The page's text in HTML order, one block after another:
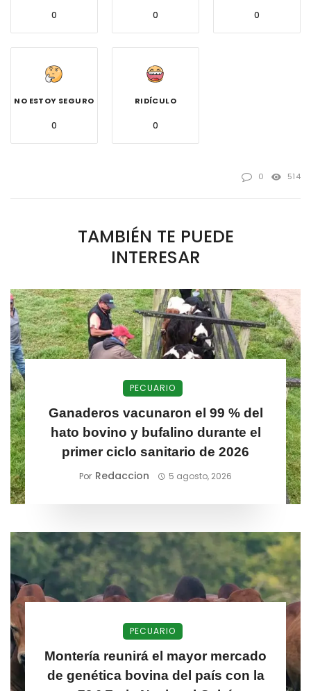
0 0 0
NO ESTOY SEGURO
0
RIDÍCULO
0
0 514
TAMBIÉN TE PUEDE
INTERESAR
PECUARIO
Ganaderos vacunaron el 99 % del
hato bovino y bufalino durante el
primer ciclo sanitario de 2026
Por Redaccion 5 agosto, 2026
PECUARIO
Montería reunirá el mayor mercado
de genética bovina del país con la